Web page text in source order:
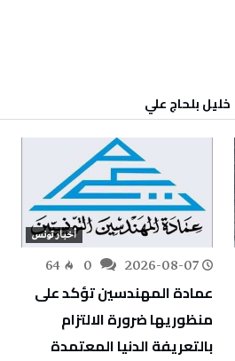
أخبار تونس
2026-08-07
64
عمادة المهندسين تؤكد على
منظوريها ضرورة الالتزام
بالتعريفة الدنيا المعتمدة